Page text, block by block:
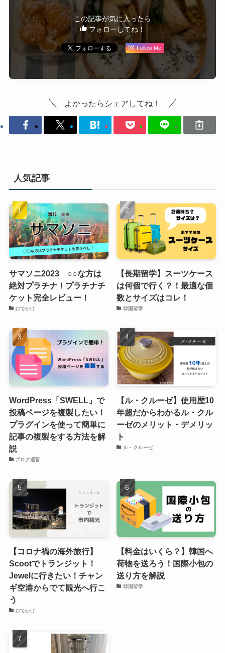
この記事が気に入ったら
フォローしてね！
Follow Me
よかったらシェアしてね！
人気記事
サマソニ2023 ○○な方は
絶対プラチナ！プラチナチ
ケット完全レビュー！
おでかけ
【長期留学】スーツケース
は何個で行く？！最適な個
数とサイズはコレ！
韓国留学
WordPress「SWELL」で
投稿ページを複製したい！
プラグインを使って簡単に
記事の複製をする方法を解
説
ブログ運営
【ル・クルーゼ】使用歴10
年超だからわかるル・クル
ーゼのメリット・デメリッ
ト
ル・クルーゼ
【コロナ禍の海外旅行】
Scootでトランジット！
Jewelに行きたい！チャン
ギ空港からでて観光へ行こ
う
おでかけ
【料金はいくら？】韓国へ
荷物を送ろう！国際小包の
送り方を解説
韓国留学